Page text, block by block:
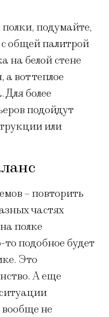
подумайте,
общей палитрой
на белой стене
вот теплое
Для более
подойдут
или
– повторить
частях
полке
подобное будет
Это
А еще
вообще не